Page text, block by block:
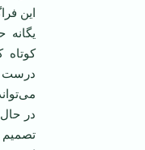
این
درست
در